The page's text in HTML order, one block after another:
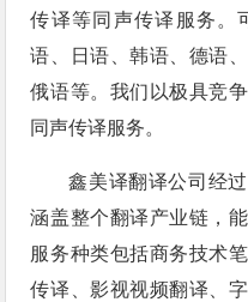
传译等同声传译服务。
语、日语、韩语、德语
俄语等。我们以极具竞
同声传译服务。
鑫美译翻译公司经
涵盖整个翻译产业链，
服务种类包括商务技术
传译、影视视频翻译、